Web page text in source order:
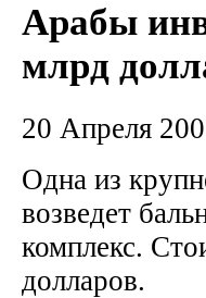
Арабы
млрд
20 Апреля
Одна из
возведет
комплекс.
долларов.